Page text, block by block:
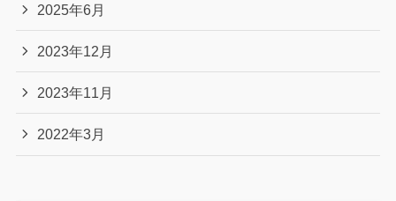
2025年6月
2023年12月
2023年11月
2022年3月